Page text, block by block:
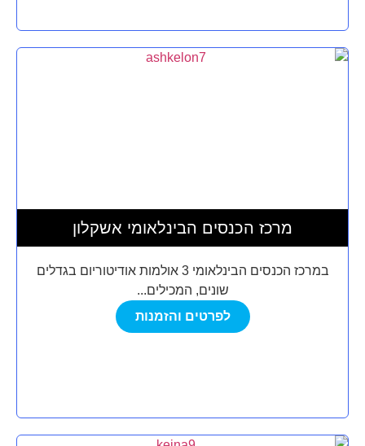
מרכז הכנסים הבינלאומי אשקלון
במרכז הכנסים הבינלאומי 3 אולמות אודיטוריום בגדלים
שונים, המכילים...
לפרטים והזמנות